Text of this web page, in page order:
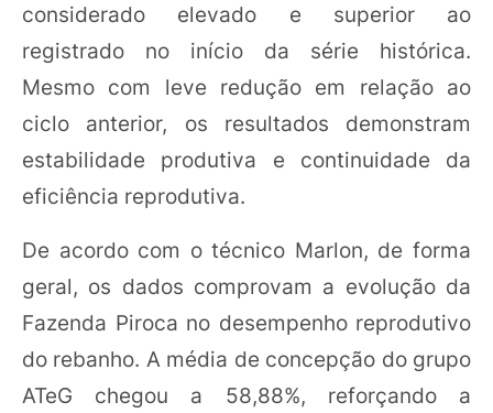
considerado elevado e superior ao
registrado no início da série histórica.
Mesmo com leve redução em relação ao
ciclo anterior, os resultados demonstram
estabilidade produtiva e continuidade da
eficiência reprodutiva.
De acordo com o técnico Marlon, de forma
geral, os dados comprovam a evolução da
Fazenda Piroca no desempenho reprodutivo
do rebanho. A média de concepção do grupo
ATeG chegou a 58,88%, reforçando a